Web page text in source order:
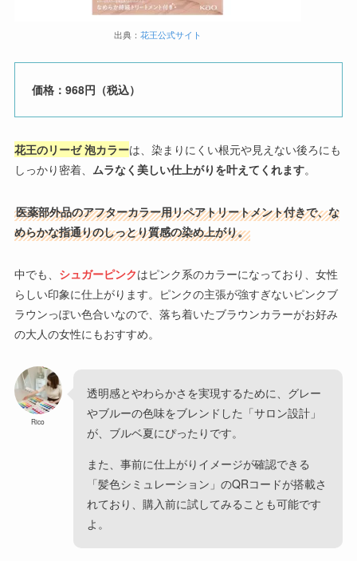
出典： 花王公式サイト
価格：968円（税込）
花王のリーゼ 泡カラーは、染まりにくい根元や見えない後ろにも
しっかり密着、 ムラなく美しい仕上がりを叶えてくれます。
医薬部外品のアフターカラー用リペアトリートメント付きで、な
めらかな指通りのしっとり質感の染め上がり。
中でも、 シュガーピンクはピンク系のカラーになっており、女性
らしい印象に仕上がります。ピンクの主張が強すぎないピンクブ
ラウンっぽい色合いなので、落ち着いたブラウンカラーがお好み
の大人の女性にもおすすめ。
Rico
透明感とやわらかさを実現するために、グレー
やブルーの色味をブレンドした「サロン設計」
が、ブルベ夏にぴったりです。
また、事前に仕上がりイメージが確認できる
「髪色シミュレーション」のQRコードが搭載さ
れており、購入前に試してみることも可能です
よ。